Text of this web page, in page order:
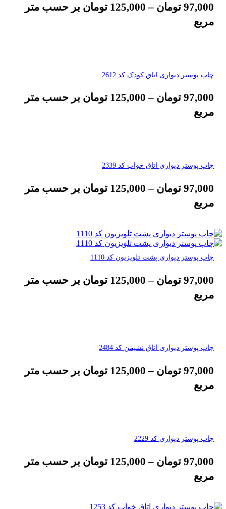
97,000 تومان –
125,000 تومان بر حسب متر
مربع
چاپ پوستر دیواری اتاق کودک کد 2612
97,000 تومان –
125,000 تومان بر حسب متر
مربع
چاپ پوستر دیواری اتاق خواب کد 2339
97,000 تومان –
125,000 تومان بر حسب متر
مربع
چاپ پوستر دیواری پشت تلویزیون کد 1110
97,000 تومان –
125,000 تومان بر حسب متر
مربع
چاپ پوستر دیواری اتاق نشیمن کد 2484
97,000 تومان –
125,000 تومان بر حسب متر
مربع
چاپ پوستر دیواری کد 2229
97,000 تومان –
125,000 تومان بر حسب متر
مربع